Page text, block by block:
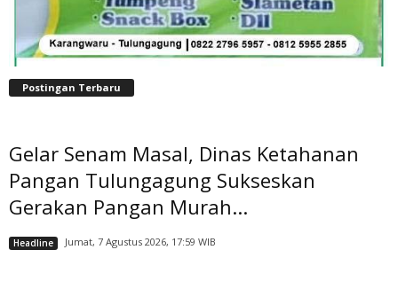
Postingan Terbaru
Gelar Senam Masal, Dinas Ketahanan
Pangan Tulungagung Sukseskan
Gerakan Pangan Murah...
Headline Jumat, 7 Agustus 2026, 17:59 WIB